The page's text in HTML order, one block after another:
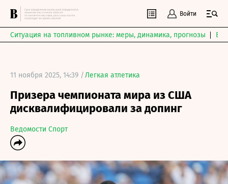
Войти
Ситуация на топливном рынке: меры, динамика, прогнозы
11 ноября 2025, 14:39 /Легкая атлетика
Призера чемпионата мира из США
дисквалифицировали за допинг
Ведомости Спорт